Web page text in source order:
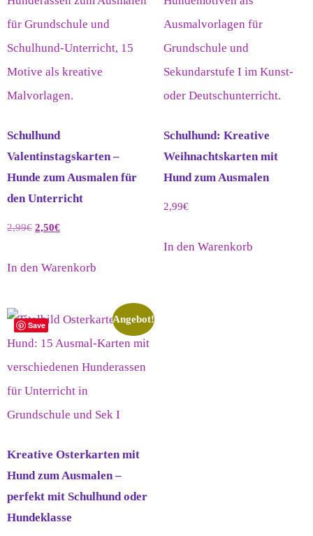
Schulhund
Valentinstagskarten –
Hunde zum Ausmalen für
den Unterricht
2,99€ 2,50€
In den Warenkorb
Schulhund: Kreative
Weihnachtskarten mit
Hund zum Ausmalen
2,99€
In den Warenkorb
Save
Angebot!
Kreative Osterkarten mit
Hund zum Ausmalen –
perfekt mit Schulhund oder
Hundeklasse